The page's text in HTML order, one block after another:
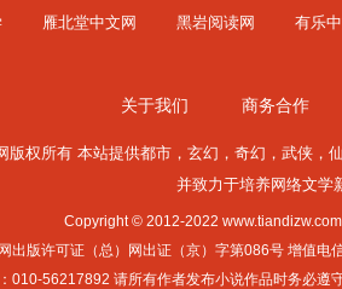
雁北堂中文网 黑岩阅读网 有乐
关于我们 商务合作
版权所有 本站提供都市， 玄幻 ， 奇幻 ， 武侠，
并致力于培养网络文学
Copyright © 2012-2022
出版许可证（总）网出证（京）字第086号 增值
010-56217892 请所有作者发布小说作品时务必遵